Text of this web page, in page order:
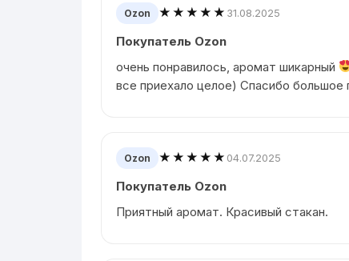
Ozon ★★★★★ 31.08.2025
Покупатель Ozon
очень понравилось, аромат шикарный
все приехало целое) Спасибо большое
Ozon ★★★★★ 04.07.2025
Покупатель Ozon
Приятный аромат. Красивый стакан.